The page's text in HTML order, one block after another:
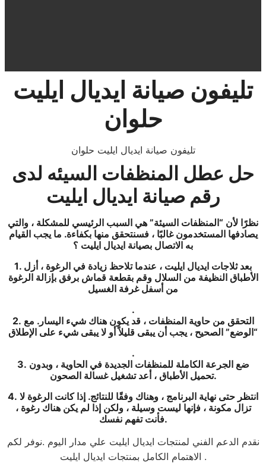
تليفون صيانة ايديال ايليت
حلوان
تليفون صيانة ايديال ايليت حلوان
حل عطل المنظفات السيئه لدى
رقم صيانة ايديال ايليت
نظرًا لأن “المنظفات السيئة” هي السبب الرئيسي للمشكلة ، والتي
يصادفها المستخدمون غالبًا ، فسنتحقق منها بكفاءة. ما يجب القيام
به الاتصال بصيانة ايديال ايليت ؟
1. بعد ثلاجات ايديال ايليت ، عندما تلاحظ زيادة في الرغوة ، أزل
الأطباق النظيفة من السلال وقم بقطعة قماش برفق بإزالة الرغوة
من أسفل غرفة الغسيل
.
2. التحقق من حاوية المنظفات ، قد يكون هناك شيء اليسار. مع
“الوضع” الصحيح ، يجب أن يبقى قليلاً أو لا يبقى شيء على الإطلاق
.
3. ضع الجرعة الكاملة للمنظفات الجديدة في الحاوية ، وبدون
تحميل الأطباق ، أعد تشغيل غسالة الصحون.
4. انتظر حتى نهاية البرنامج ، وهناك وفقًا للنتائج. إذا كانت الرغوة لا
تزال مكونة ، فإنها ليست وسيلة ، ولكن إذا لم يكن هناك رغوة ،
فأنت تفهم نفسك.
نقدم الدعم الفني لمنتجات ايديال ايليت علي مدار اليوم .نوفر لكم
الاهتمام الكامل بمنتجات ايديال ايليت .